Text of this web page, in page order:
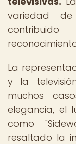
variedad
La
y la
muchos
elegancia, el
como
resaltado la